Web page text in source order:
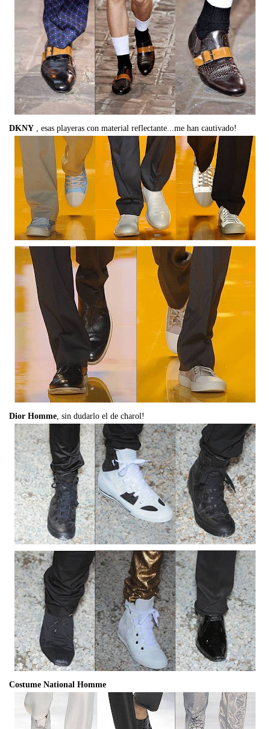
DKNY , esas playeras con material reflectante...me han cautivado!
Dior Homme , sin dudarlo el de charol!
Costume National Homme